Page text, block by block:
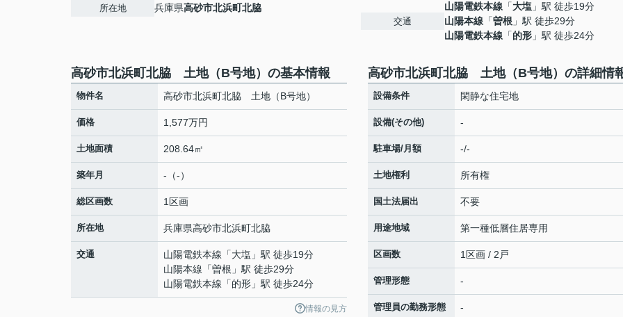
所在地 兵庫県高砂市北浜町北脇
交通
山陽電鉄本線 「大塩 」駅 徒歩19分
山陽本線 「曽根 」駅 徒歩29分
山陽電鉄本線 「的形 」駅 徒歩24分
高砂市北浜町北脇 土地（B号地）の基本情報
物件名 高砂市北浜町北脇 土地（B号地）
価格 1,577万円
土地面積 208.64㎡
築年月 -（-）
総区画数 1区画
所在地 兵庫県高砂市北浜町北脇
交通 山陽電鉄本線 「大塩 」駅 徒歩19分
山陽本線 「曽根 」駅 徒歩29分
山陽電鉄本線 「的形 」駅 徒歩24分
情報の見方
高砂市北浜町北脇 土地（B号地）の詳細情
設備条件 閑静な住宅地
設備(その他) -
駐車場/月額 -/-
土地権利 所有権
国土法届出 不要
用途地域 第一種低層住居専用
区画数 1区画 / 2戸
管理形態 -
管理員の勤務形態 -